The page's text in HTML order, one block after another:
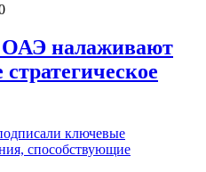
ОАЭ налаживают